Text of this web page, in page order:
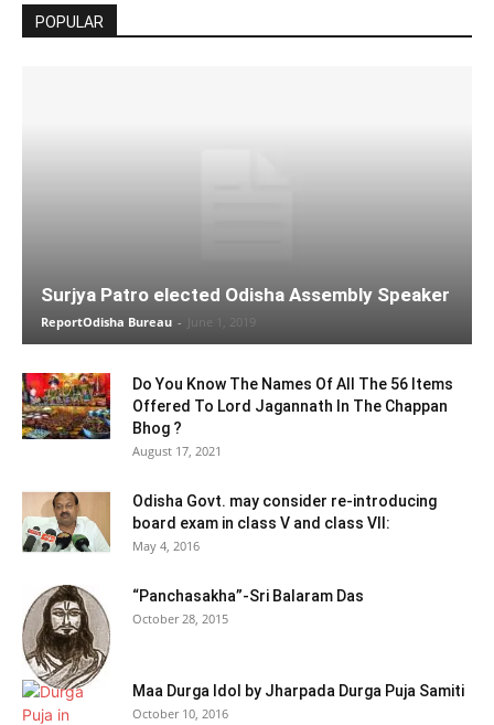
POPULAR
Surjya Patro elected Odisha Assembly Speaker
ReportOdisha Bureau - June 1, 2019
Do You Know The Names Of All The 56 Items
Offered To Lord Jagannath In The Chappan
Bhog ?
August 17, 2021
Odisha Govt. may consider re-introducing
board exam in class V and class VII:
May 4, 2016
“Panchasakha”-Sri Balaram Das
October 28, 2015
Maa Durga Idol by Jharpada Durga Puja Samiti
October 10, 2016